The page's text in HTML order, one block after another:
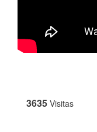
3635 Visitas